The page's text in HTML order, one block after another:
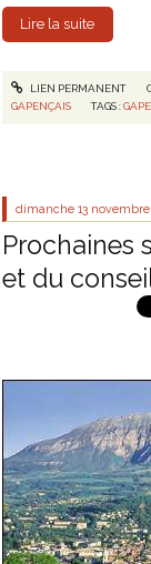
Lire la suite
LIEN PERMANENT
GAPENÇAIS
TAGS :
dimanche 13 novembre
Prochaines
et du